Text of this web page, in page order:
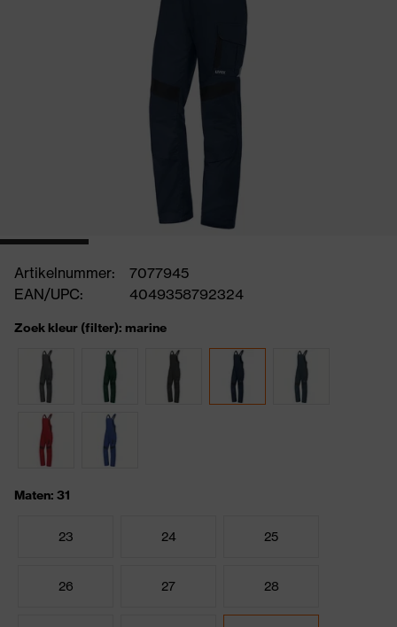
Artikelnummer:
7077945
EAN/UPC:
4049358792324
Zoek kleur (filter): marine
Maten: 31
23 24 25
26 27 28